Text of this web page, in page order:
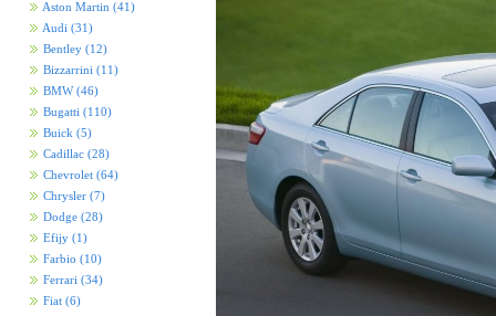
Aston Martin (41)
Audi (31)
Bentley (12)
Bizzarrini (11)
BMW(46)
Bugatti (110)
Buick (5)
Cadillac (28)
Chevrolet (64)
Chrysler (7)
Dodge (28)
Efijy (1)
Farbio (10)
Ferrari (34)
Fiat (6)